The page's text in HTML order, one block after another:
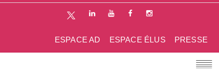
PRESSE
ESPACE ÉLUS
ESPACE AD